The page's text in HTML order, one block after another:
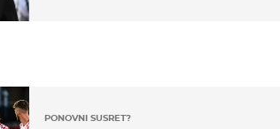
PONOVNI SUSRET?